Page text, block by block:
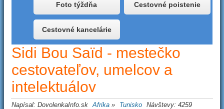
Foto týždňa Cestovné poistenie
Cestovné kancelárie
Sidi Bou Saïd - mestečko
cestovateľov, umelcov a
intelektuálov
Napísal: DovolenkaInfo.sk Afrika » Tunisko Návštevy: 4259